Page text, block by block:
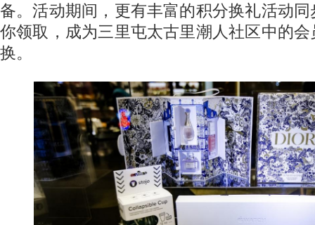
备。活动期间，更有丰富的积分换礼活动
你领取，成为三里屯太古里潮人社区中的
换。